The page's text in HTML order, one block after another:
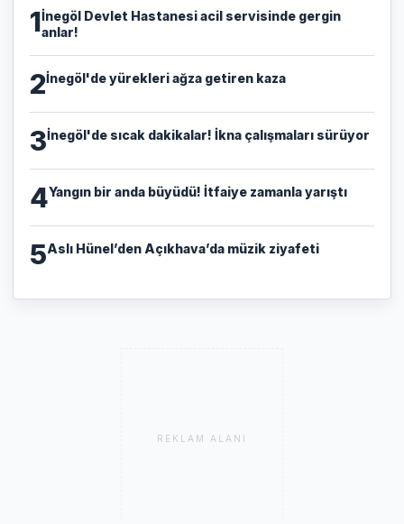
1İnegöl Devlet Hastanesi acil servisinde gergin
anlar!
2İnegöl'de yürekleri ağza getiren kaza
3İnegöl'de sıcak dakikalar! İkna çalışmaları sürüyor
4Yangın bir anda büyüdü! İtfaiye zamanla yarıştı
5Aslı Hünel’den Açıkhava’da müzik ziyafeti
REKLAM ALANI